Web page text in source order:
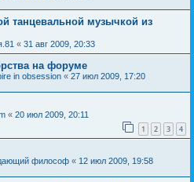
танцевальной музычкой из
« 31 авг 2009, 20:33
на форуме
in obsession « 27 июл 2009, 17:20
« 20 июл 2009, 20:11
1 2 3 4
философ « 12 июл 2009, 19:58